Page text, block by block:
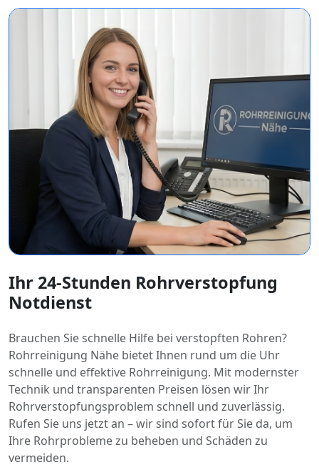
Ihr 24-Stunden Rohrverstopfung
Notdienst
Brauchen Sie schnelle Hilfe bei verstopften Rohren?
Rohrreinigung Nähe bietet Ihnen rund um die Uhr
schnelle und effektive Rohrreinigung. Mit modernster
Technik und transparenten Preisen lösen wir Ihr
Rohrverstopfungsproblem schnell und zuverlässig.
Rufen Sie uns jetzt an – wir sind sofort für Sie da, um
Ihre Rohrprobleme zu beheben und Schäden zu
vermeiden.